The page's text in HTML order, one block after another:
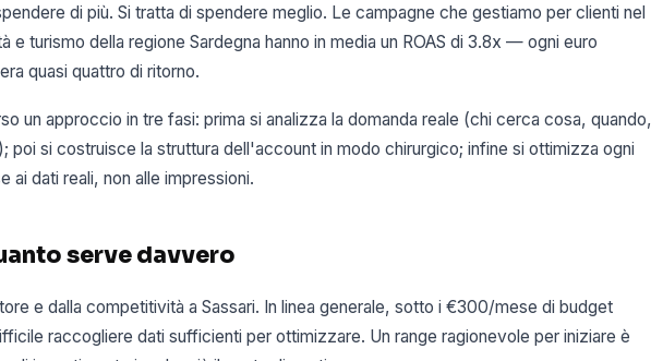
di più. Si tratta di spendere meglio. Le campagne che gestiamo per clienti nel
e turismo della regione Sardegna hanno in media un ROAS di 3.8x — ogni euro
quasi quattro di ritorno.
un approccio in tre fasi: prima si analizza la domanda reale (chi cerca cosa, quando,
poi si costruisce la struttura dell'account in modo chirurgico; infine si ottimizza ogni
ai dati reali, non alle impressioni.
serve davvero
e dalla competitività a Sassari. In linea generale, sotto i €300/mese di budget
raccogliere dati sufficienti per ottimizzare. Un range ragionevole per iniziare è